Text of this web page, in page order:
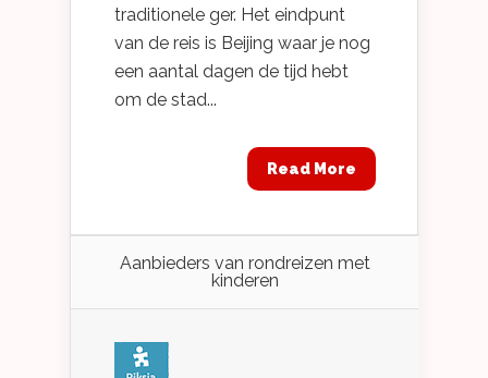
traditionele ger. Het eindpunt
van de reis is Beijing waar je nog
een aantal dagen de tijd hebt
om de stad...
Read More
Aanbieders van rondreizen met
kinderen